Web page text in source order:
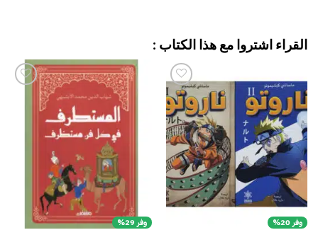
القراء اشتروا مع هذا الكتاب :
وفر 20%
إضافة
إلى
قائمة
الرغبات
وفر 29%